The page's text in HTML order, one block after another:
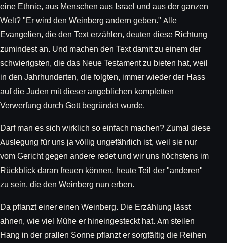
eine Ethnie, aus Menschen aus Israel und aus der ganzen
Welt? "Er wird den Weinberg andern geben." Alle
Evangelien, die den Text erzählen, deuten diese Richtung
zumindest an. Und machen den Text damit zu einem der
schwierigsten, die das Neue Testament zu bieten hat, weil
in den Jahrhunderten, die folgten, immer wieder der Hass
auf die Juden mit dieser angeblichen kompletten
Verwerfung durch Gott begründet wurde.
Darf man es sich wirklich so einfach machen? Zumal diese
Auslegung für uns ja völlig ungefährlich ist, weil sie nur
vom Gericht gegen andere redet und wir uns höchstens im
Rückblick daran freuen können, heute Teil der "anderen"
zu sein, die den Weinberg nun erben.
Da pflanzt einer einen Weinberg. Die Erzählung lässt
ahnen, wie viel Mühe er hineingesteckt hat. Am steilen
Hang in der prallen Sonne pflanzt er sorgfältig die Reihen